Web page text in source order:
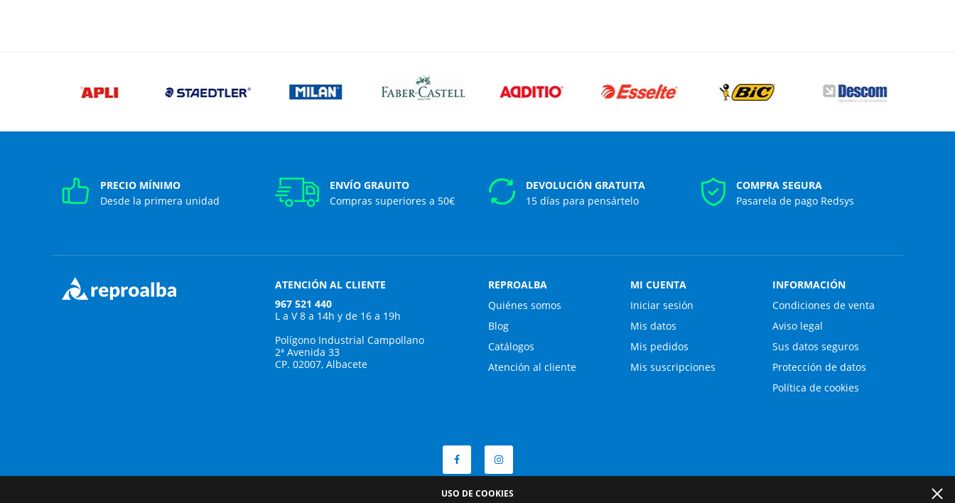
PRECIO MÍNIMO
Desde la primera unidad
ENVÍO GRAUITO
Compras superiores a 50€
DEVOLUCIÓN GRATUITA
15 días para pensártelo
COMPRA SEGURA
Pasarela de pago Redsys
ATENCIÓN AL CLIENTE
967 521 440
L a V 8 a 14h y de 16 a 19h
Polígono Industrial Campollano
2ª Avenida 33
CP. 02007, Albacete
REPROALBA
Quiénes somos
Blog
Catálogos
Atención al cliente
MI CUENTA
Iniciar sesión
Mis datos
Mis pedidos
Mis suscripciones
INFORMACIÓN
Condiciones de venta
Aviso legal
Sus datos seguros
Protección de datos
Política de cookies
USO DE COOKIES